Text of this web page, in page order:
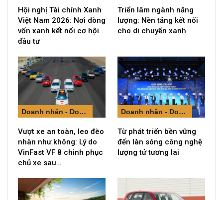
Hội nghị Tài chính Xanh
Việt Nam 2026: Nơi dòng
vốn xanh kết nối cơ hội
đầu tư
Triển lãm ngành năng
lượng: Nền tảng kết nối
cho di chuyển xanh
Doanh nhân - Doanh nghiệp
Vượt xe an toàn, leo đèo
nhàn như không: Lý do
VinFast VF 8 chinh phục
chủ xe sau…
Doanh nhân - Doanh nghiệp
Từ phát triển bền vững
đến làn sóng công nghệ
lượng tử tương lai